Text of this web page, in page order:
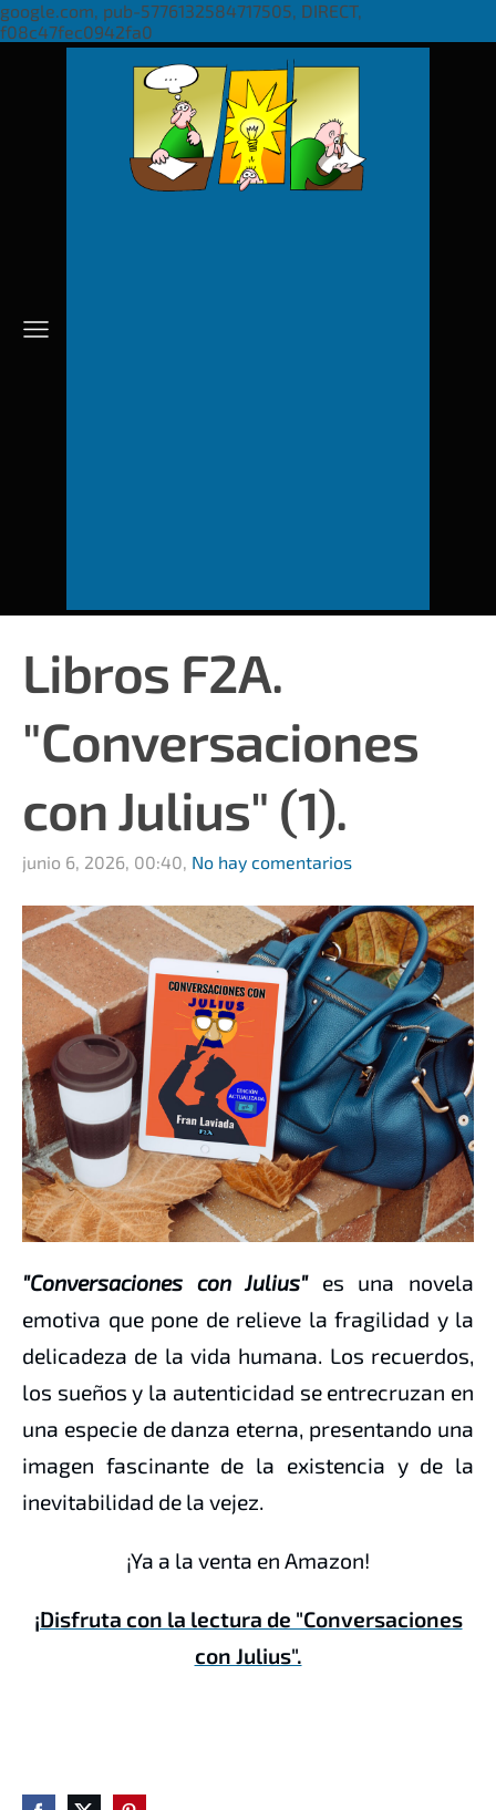
google.com, pub-5776132584717505, DIRECT,
f08c47fec0942fa0
Libros F2A.
"Conversaciones
con Julius" (1).
junio 6, 2026, 00:40, No hay comentarios
"Conversaciones con Julius"es una novela
emotiva que pone de relieve la fragilidad y la
delicadeza de la vida humana. Los recuerdos,
los sueños y la autenticidad se entrecruzan en
una especie de danza eterna, presentando una
imagen fascinante de la existencia y de la
inevitabilidad de la vejez.
¡Ya a la venta en Amazon!
¡Disfruta con la lectura de "Conversaciones
con Julius".